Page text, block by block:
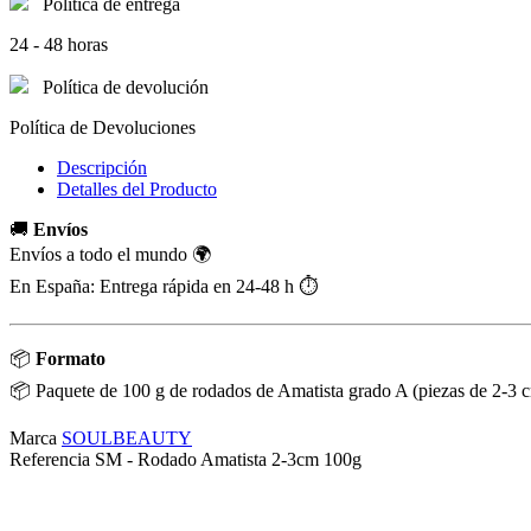
Política de entrega
24 - 48 horas
Política de devolución
Política de Devoluciones
Descripción
Detalles del Producto
🚚 Envíos
Envíos a todo el mundo 🌍
En España: Entrega rápida en 24-48 h ⏱️
📦 Formato
📦 Paquete de 100 g de rodados de Amatista grado A (piezas de 2-3
Marca SOULBEAUTY
Referencia SM - Rodado Amatista 2-3cm 100g